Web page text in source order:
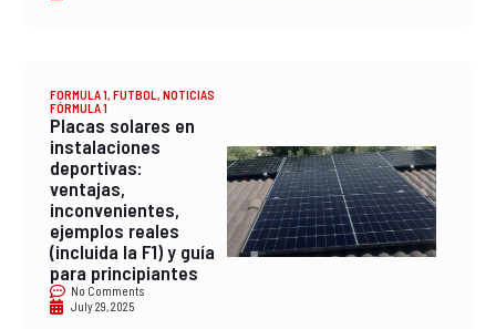
FORMULA 1, FUTBOL, NOTICIAS
FÓRMULA 1
Placas solares en
instalaciones
deportivas:
ventajas,
inconvenientes,
ejemplos reales
(incluida la F1) y guía
para principiantes
No Comments
July 29, 2025